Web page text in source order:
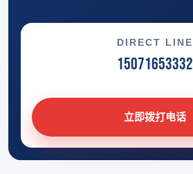
DIRECT LINE
15071653332
立即拨打电话